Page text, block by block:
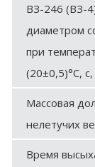
ВЗ-246 (ВЗ-
диаметром
при
(20±0,5)°С,
Массовая
нелетучих
Время